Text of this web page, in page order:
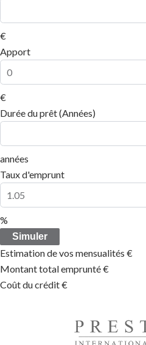
€
Apport
€
Durée du prêt (Années)
années
Taux d'emprunt
%
Simuler
Estimation de vos mensualités €
Montant total emprunté€
Coût du crédit€